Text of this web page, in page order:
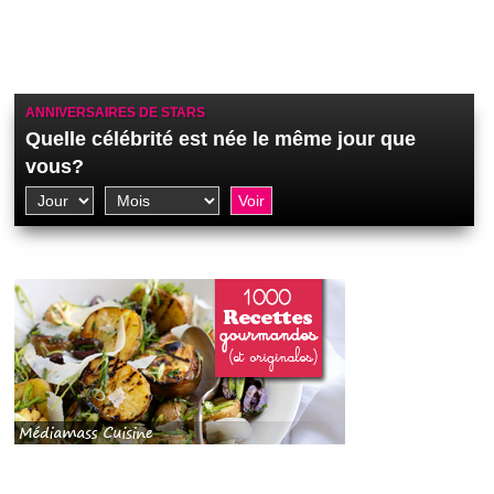
ANNIVERSAIRES DE STARS
Quelle célébrité est née le même jour que
vous?